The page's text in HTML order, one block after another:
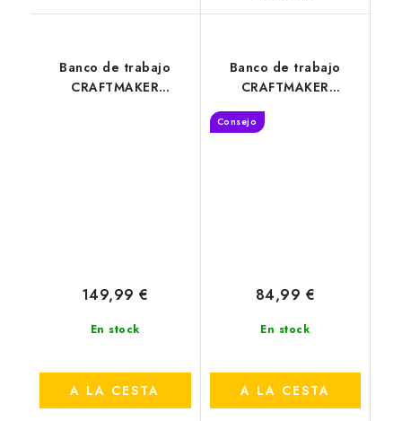
Banco de trabajo
CRAFTMAKER
En stock
149,99 €
A LA CESTA
Banco de trabajo
CRAFTMAKER
Multihorse 4 en 1
Consejo
En stock
84,99 €
A LA CESTA